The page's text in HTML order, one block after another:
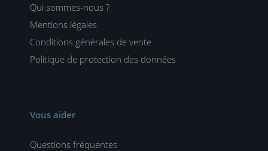
Qui sommes-nous ?
Mentions légales
Conditions générales de vente
Politique de protection des données
Vous aider
Questions fréquentes